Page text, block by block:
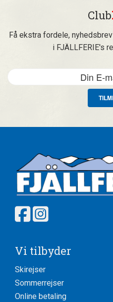
Club
Få ekstra fordele,
i FJÄLLFERIE's
Vi tilbyder
Skirejser
Sommerrejser
Online betaling